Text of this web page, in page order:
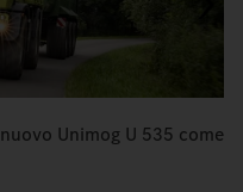
Unimog U 535 come